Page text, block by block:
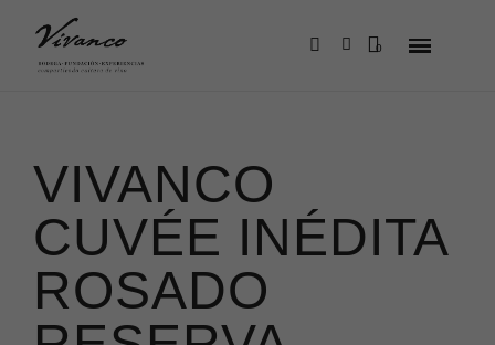
VIVANCO
CUVÉE INÉDITA
ROSADO